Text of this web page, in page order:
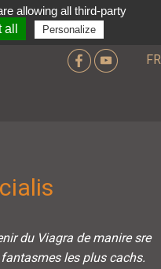
FR
du Viagra de manire sre
les plus cachs.
allowing all third-party
Personalize